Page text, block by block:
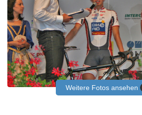
Weitere Fotos ansehen